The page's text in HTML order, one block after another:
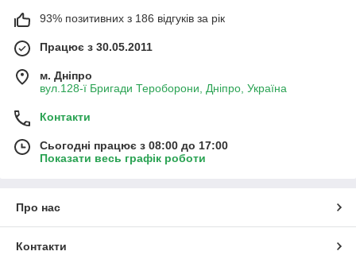
93% позитивних з 186 відгуків за рік
Працює з 30.05.2011
м. Дніпро
вул.128-ї Бригади Тероборони, Дніпро, Україна
Контакти
Сьогодні працює з 08:00 до 17:00
Показати весь графік роботи
Про нас
Контакти